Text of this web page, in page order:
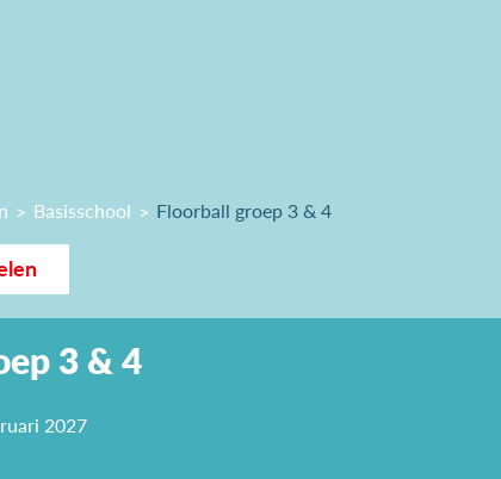
Basisschool Floorball groep 3 & 4
3 & 4
2027